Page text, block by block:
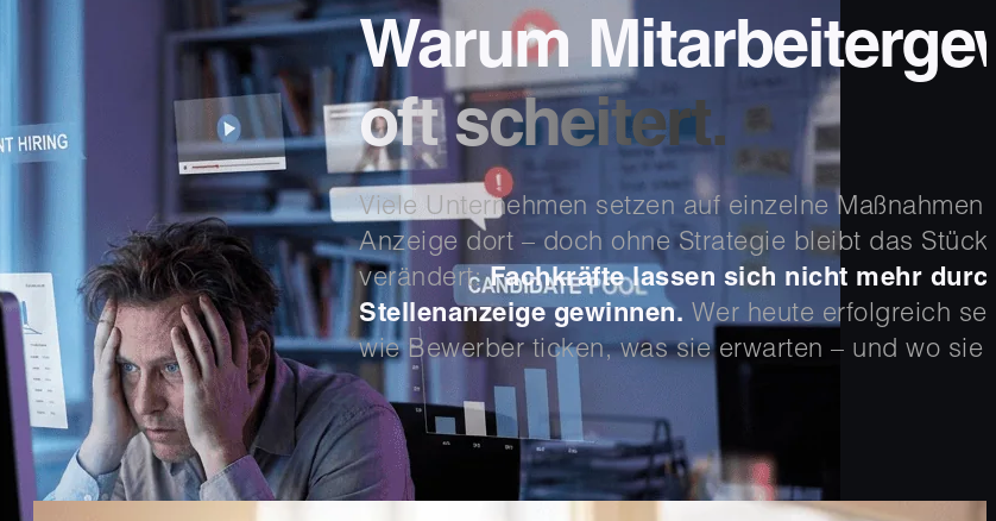
Warum
oft scheitert.
Viele Unternehmen setzen auf einzelne
Anzeige dort – doch ohne Strategie bleibt das
verändert:Fachkräfte lassen sich nicht mehr
Stellenanzeige gewinnen. Wer heute erfolgreich
wie Bewerber ticken, was sie erwarten – und wo